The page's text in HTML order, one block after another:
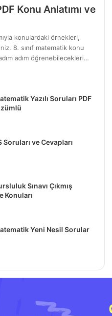
Konu Anlatımı ve
konulardaki örnekleri,
8. sınıf matematik konu
adım öğrenebilecekleri…
Yazılı Soruları PDF
Soruları ve Cevapları
Sınavı Çıkmış
Konuları
Yeni Nesil Sorular